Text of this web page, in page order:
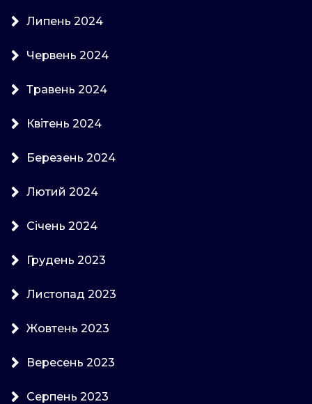
Липень 2024
Червень 2024
Травень 2024
Квітень 2024
Березень 2024
Лютий 2024
Січень 2024
Грудень 2023
Листопад 2023
Жовтень 2023
Вересень 2023
Серпень 2023